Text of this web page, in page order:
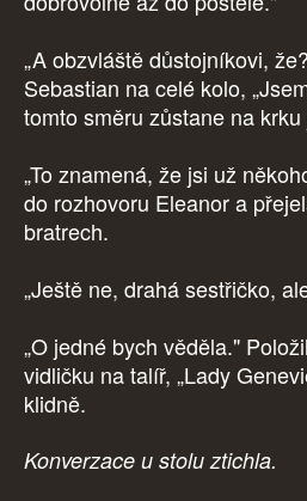
„A obzvláště důstojníkovi,
Sebastian na celé kolo,
tomto směru zůstane na
„To znamená, že jsi už
do rozhovoru Eleanor a
bratrech.
„Ještě ne, drahá sestřičko,
„O jedné bych věděla."
vidličku na talíř, „Lady
klidně.
Konverzace u stolu ztichla.